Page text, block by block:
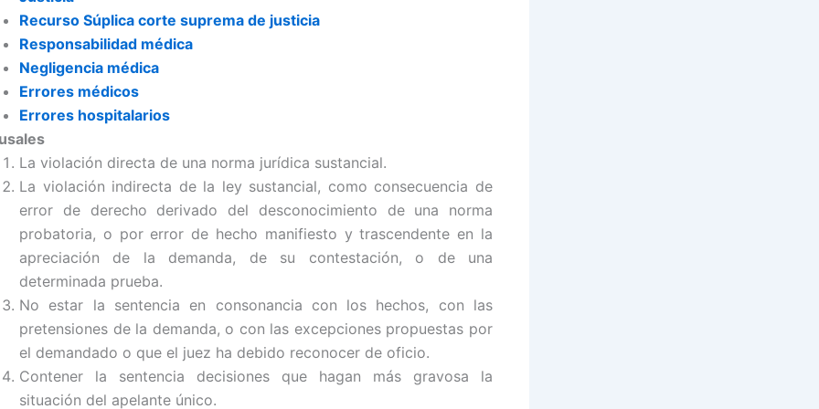
Recurso Súplica corte suprema de justicia
Responsabilidad médica
Negligencia médica
Errores médicos
Errores hospitalarios
La violación directa de una norma jurídica sustancial.
La violación indirecta de la ley sustancial, como consecuencia de
error de derecho derivado del desconocimiento de una norma
probatoria, o por error de hecho manifiesto y trascendente en la
apreciación de la demanda, de su contestación, o de una
determinada prueba.
No estar la sentencia en consonancia con los hechos, con las
pretensiones de la demanda, o con las excepciones propuestas por
el demandado o que el juez ha debido reconocer de oficio.
Contener la sentencia decisiones que hagan más gravosa la
situación del apelante único.